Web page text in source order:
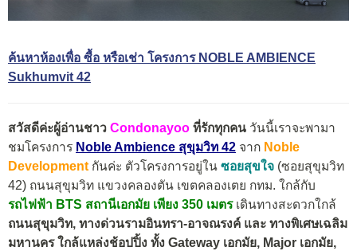
ค้นหาห้องเพื่อ ซื้อ หรือเช่า โครงการ NOBLE AMBIENCE
Sukhumvit 42
สวัสดีค่ะผู้อ่านชาว Condonayoo ที่รักทุกคน วันนี้เราจะพามา
ชมโครงการ Noble Ambience สุขุมวิท 42 จาก Noble
Development กันค่ะ ตัวโครงการอยู่ใน ซอยสุขใจ (ซอยสุขุมวิท
42) ถนนสุขุมวิท แขวงคลองตัน เขตคลองเตย กทม. ใกล้กับ
รถไฟฟ้า BTS สถานีเอกมัย เพียง 350 เมตรเดินทางสะดวกใกล้
ถนนสุขุมวิท, ทางด่วนรามอินทรา-อาจณรงค์ และ ทางพิเศษเฉลิม
มหานคร ใกล้แหล่งช้อปปิ้ง ทั้ง Gateway เอกมัย, Major เอกมัย,